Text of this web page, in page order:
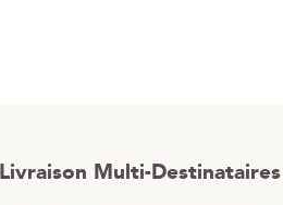
Livraison Multi-Destinataires